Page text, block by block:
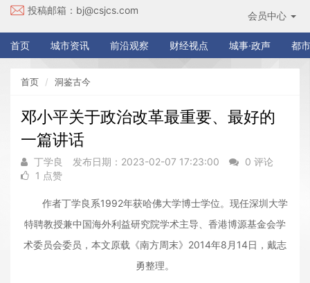
投稿邮箱： bj@csjcs.com 会员中心
首页 城市资讯 前沿观察 财经视点 城事·政声 都
首页 洞鉴古今
邓小平关于政治改革最重要、最好的
一篇讲话
丁学良 发布日期：2023-02-07 17:23:00
0 评论
1 点赞
作者丁学良系1992年获哈佛大学博士学位。现任深圳大学
特聘教授兼中国海外利益研究院学术主导、香港博源基金会学
术委员会委员，本文原载《南方周末》2014年8月14日，戴志
勇整理。